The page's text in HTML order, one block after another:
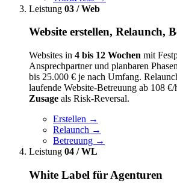
Leistung 03 / Web
Website erstellen, Relaunch,
Websites in 4 bis 12 Wochen mit
Ansprechpartner und planbaren
bis 25.000 € je nach Umfang.
laufende Website-Betreuung ab 108 €/
Zusage als Risk-Reversal.
Erstellen →
Relaunch →
Betreuung →
Leistung 04 / WL
White Label für Agenturen